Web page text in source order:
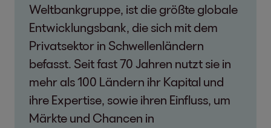
Weltbankgruppe, ist die größte globale
Entwicklungsbank, die sich mit dem
Privatsektor in Schwellenländern
befasst. Seit fast 70 Jahren nutzt sie in
mehr als 100 Ländern ihr Kapital und
ihre Expertise, sowie ihren Einfluss, um
Märkte und Chancen in